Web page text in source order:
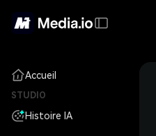
Accueil
STUDIO
Histoire IA